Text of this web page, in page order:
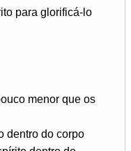
para glorificá-lo
menor que os
dentro do corpo